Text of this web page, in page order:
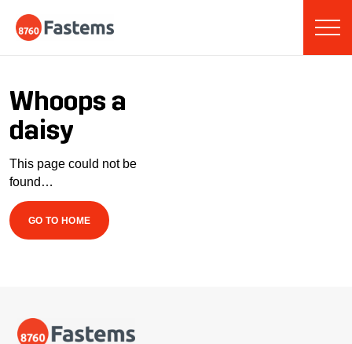
content
Whoops a
daisy
This page could not be
found…
GO TO HOME